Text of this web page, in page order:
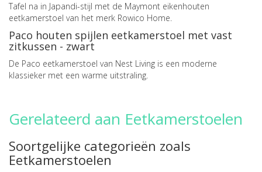
Tafel na in Japandi-stijl met de Maymont eikenhouten
eetkamerstoel van het merk Rowico Home.
Paco houten spijlen eetkamerstoel met vast
zitkussen - zwart
De Paco eetkamerstoel van Nest Living is een moderne
klassieker met een warme uitstraling.
Gerelateerd aan Eetkamerstoelen
Soortgelijke categorieën zoals
Eetkamerstoelen